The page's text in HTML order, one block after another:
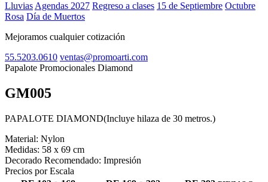
Lluvias Agendas 2027 Regreso a clases 15 de Septiembre Octubre
Rosa Día de Muertos
Mejoramos cualquier cotización
55.5203.0610 ventas@promoarti.com
Papalote Promocionales Diamond
GM005
PAPALOTE DIAMOND(Incluye hilaza de 30 metros.)
Material: Nylon
Medidas: 58 x 69 cm
Decorado Recomendado: Impresión
Precios por Escala